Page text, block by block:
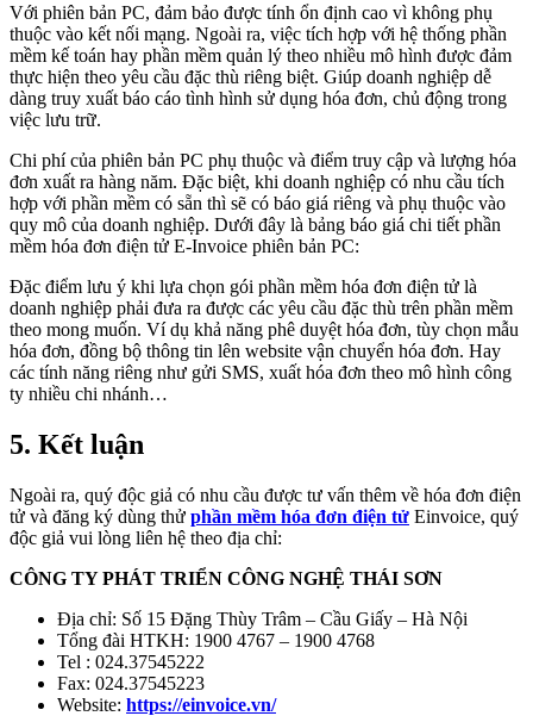
Với phiên bản PC, đảm bảo được tính ổn định cao vì không phụ
thuộc vào kết nối mạng. Ngoài ra, việc tích hợp với hệ thống phần
mềm kế toán hay phần mềm quản lý theo nhiều mô hình được đảm
thực hiện theo yêu cầu đặc thù riêng biệt. Giúp doanh nghiệp dễ
dàng truy xuất báo cáo tình hình sử dụng hóa đơn, chủ động trong
việc lưu trữ.
Chi phí của phiên bản PC phụ thuộc và điểm truy cập và lượng hóa
đơn xuất ra hàng năm. Đặc biệt, khi doanh nghiệp có nhu cầu tích
hợp với phần mềm có sẵn thì sẽ có báo giá riêng và phụ thuộc vào
quy mô của doanh nghiệp. Dưới đây là bảng báo giá chi tiết phần
mềm hóa đơn điện tử E-Invoice phiên bản PC:
Đặc điểm lưu ý khi lựa chọn gói phần mềm hóa đơn điện tử là
doanh nghiệp phải đưa ra được các yêu cầu đặc thù trên phần mềm
theo mong muốn. Ví dụ khả năng phê duyệt hóa đơn, tùy chọn mẫu
hóa đơn, đồng bộ thông tin lên website vận chuyển hóa đơn. Hay
các tính năng riêng như gửi SMS, xuất hóa đơn theo mô hình công
ty nhiều chi nhánh…
5. Kết luận
Ngoài ra, quý độc giả có nhu cầu được tư vấn thêm về hóa đơn điện
tử và đăng ký dùng thử phần mềm hóa đơn điện tử Einvoice, quý
độc giả vui lòng liên hệ theo địa chỉ:
CÔNG TY PHÁT TRIỂN CÔNG NGHỆ THÁI SƠN
Địa chỉ: Số 15 Đặng Thùy Trâm – Cầu Giấy – Hà Nội
Tổng đài HTKH: 1900 4767 – 1900 4768
Tel : 024.37545222
Fax: 024.37545223
Website: https://einvoice.vn/